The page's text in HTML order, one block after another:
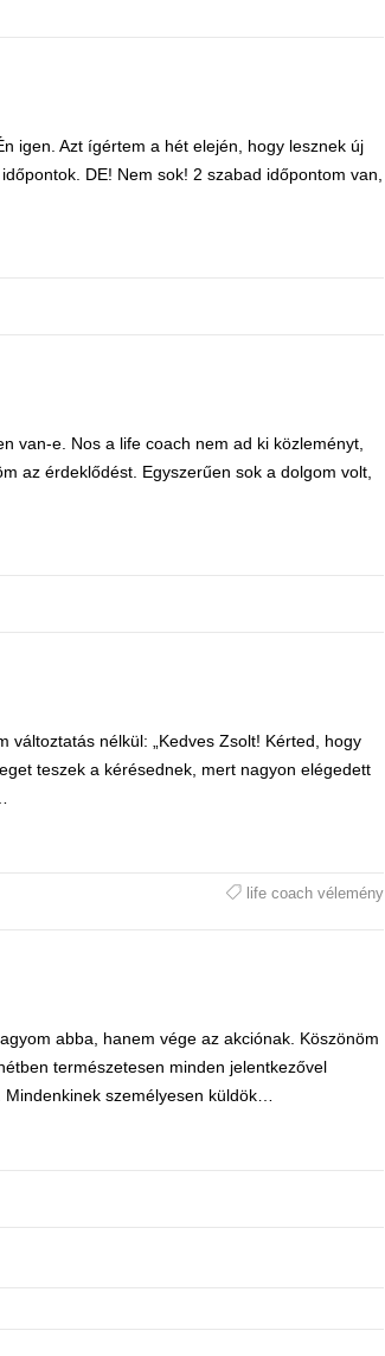
igen. Azt ígértem a hét elején, hogy lesznek új
DE! Nem sok! 2 szabad időpontom van,
van-e. Nos a life coach nem ad ki közleményt,
az érdeklődést. Egyszerűen sok a dolgom volt,
változtatás nélkül: „Kedves Zsolt! Kérted, hogy
teszek a kérésednek, mert nagyon elégedett
life coach vélemény
abba, hanem vége az akciónak. Köszönöm
természetesen minden jelentkezővel
személyesen küldök…